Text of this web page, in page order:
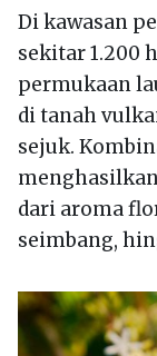
Di kawasan
sekitar 1.200
permukaan
di tanah
sejuk.
dari aroma
seimbang,